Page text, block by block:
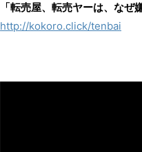
「転売屋、転売ヤーは、なぜ
http://kokoro.click/tenbai